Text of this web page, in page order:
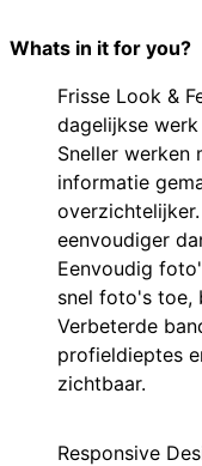
Whats in it for you?
Frisse Look &
dagelijkse
Sneller werken
informatie
eenvoudiger
Eenvoudig
snel foto's toe,
Verbeterde
profieldieptes
zichtbaar.
Responsive